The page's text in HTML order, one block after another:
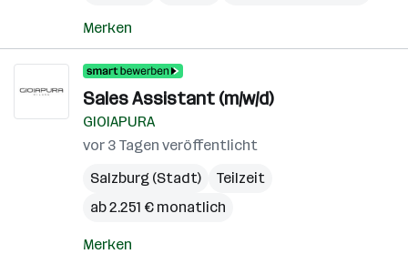
Merken
Sales Assistant (m/w/d)
GIOIAPURA
vor 3 Tagen veröffentlicht
Salzburg (Stadt)
Teilzeit
ab 2.251 € monatlich
Merken